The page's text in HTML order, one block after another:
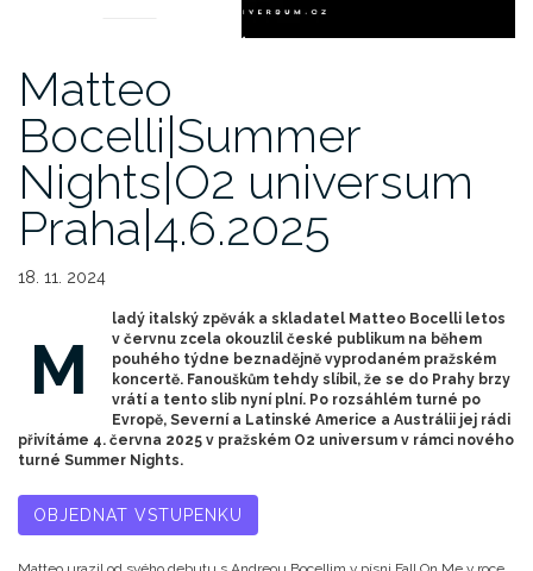
Matteo
Bocelli|Summer
Nights|O2 universum
Praha|4.6.2025
18. 11. 2024
M
ladý italský zpěvák a skladatel Matteo Bocelli letos
v červnu zcela okouzlil české publikum na během
pouhého týdne beznadějně vyprodaném pražském
koncertě. Fanouškům tehdy slíbil, že se do Prahy brzy
vrátí a tento slib nyní plní. Po rozsáhlém turné po
Evropě, Severní a Latinské Americe a Austrálii jej rádi
přivítáme 4. června 2025 v pražském O2 universum v rámci nového
turné Summer Nights.
OBJEDNAT VSTUPENKU